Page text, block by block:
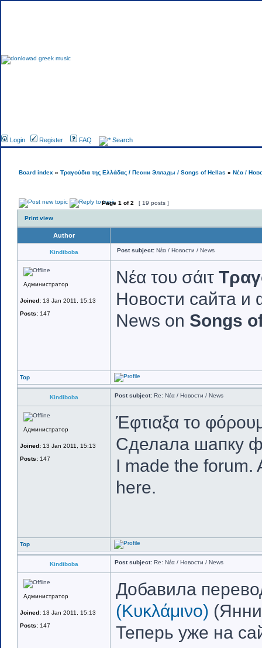
Login Register FAQ Search
Board index » Τραγούδια της Ελλάδας / Песни Эллады / Songs of Hellas » Νέα /
Page 1 of2 [ 19 posts ]
Print view
Author
Kindiboba Post subject: Νέα / Новости / News
Администратор
Joined: 13 Jan 2011, 15:13
Posts: 147
Νέα του σάιτ
Новости сайта
News on Songs
Top
Kindiboba Post subject: Re: Νέα / Новости / News
Администратор
Joined: 13 Jan 2011, 15:13
Posts: 147
Έφτιαξα το
Сделала шапку
I made the forum.
here.
Top
Kindiboba Post subject: Re: Νέα / Новости / News
Администратор
Joined: 13 Jan 2011, 15:13
Posts: 147
Добавила
(Κυκλάμινο)
Теперь уже на